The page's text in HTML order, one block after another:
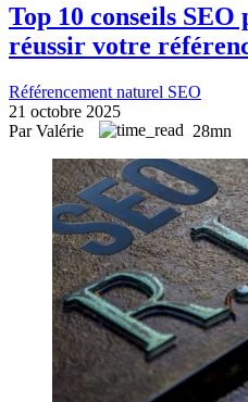
Top 10 conseils
réussir votre
Référencement naturel SEO
21 octobre 2025
Par Valérie
28mn